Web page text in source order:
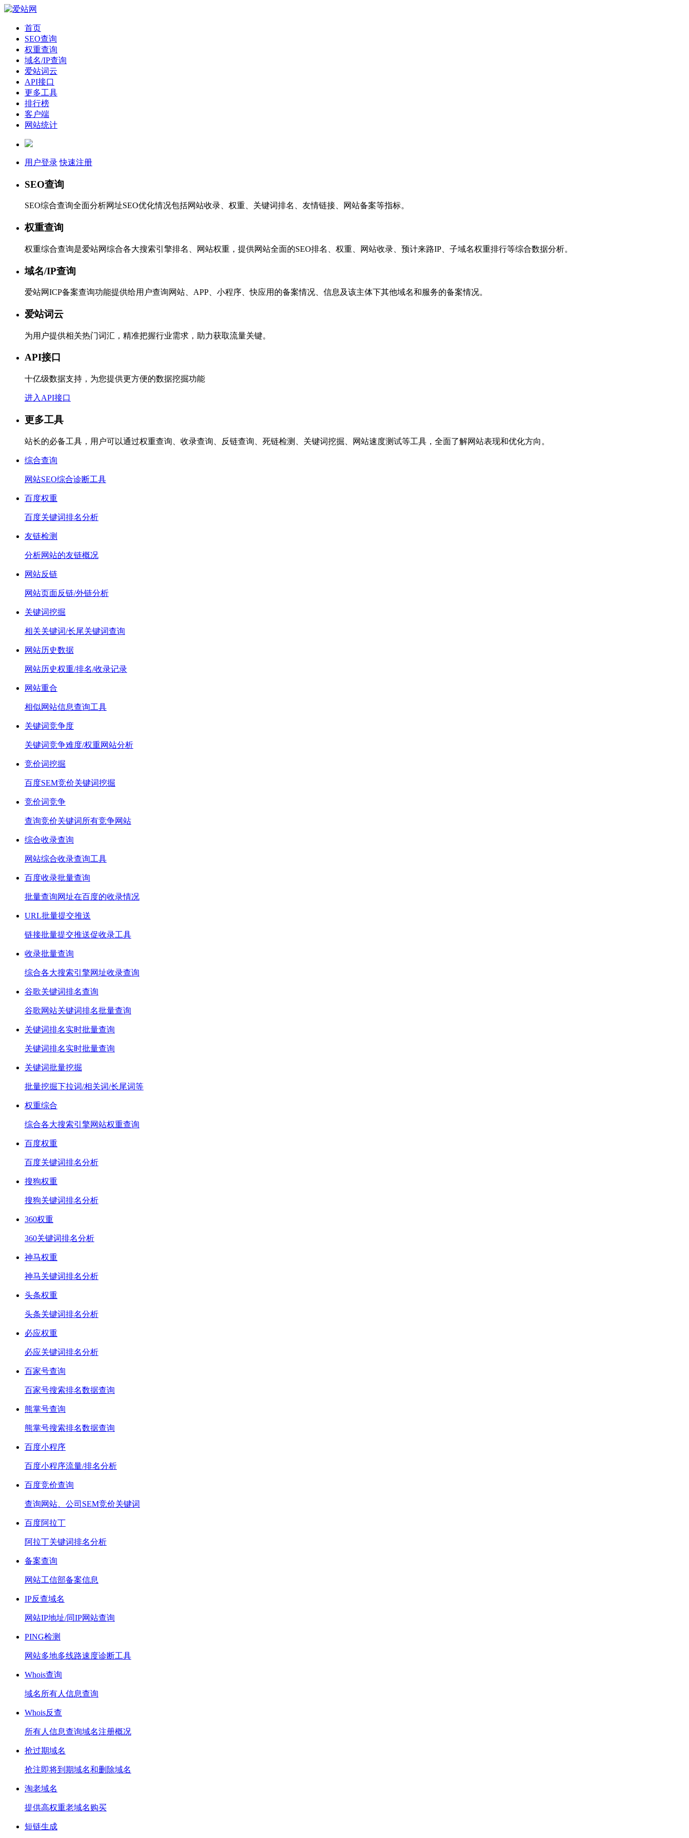
首页
SEO查询
权重查询
域名/IP查询
爱站词云
API接口
更多工具
排行榜
客户端
网站统计
用户登录 快速注册
SEO查询
SEO综合查询全面分析网址SEO优化情况包括网站收录、权重、关键词排名、友情链接、网站备案等指标。
权重查询
权重综合查询是爱站网综合各大搜索引擎排名、网站权重，提供网站全面的SEO排名、权重、网站收录、预计来路IP、子域名权重排行等综合数据分析。
域名/IP查询
爱站网ICP备案查询功能提供给用户查询网站、APP、小程序、快应用的备案情况、信息及该主体下其他域名和服务的备案情况。
爱站词云
为用户提供相关热门词汇，精准把握行业需求，助力获取流量关键。
API接口
十亿级数据支持，为您提供更方便的数据挖掘功能
进入API接口
更多工具
站长的必备工具，用户可以通过权重查询、收录查询、反链查询、死链检测、关键词挖掘、网站速度测试等工具，全面了解网站表现和优化方向。
综合查询
网站SEO综合诊断工具
百度权重
百度关键词排名分析
友链检测
分析网站的友链概况
网站反链
网站页面反链/外链分析
关键词挖掘
相关关键词/长尾关键词查询
网站历史数据
网站历史权重/排名/收录记录
网站重合
相似网站信息查询工具
关键词竞争度
关键词竞争难度/权重网站分析
竞价词挖掘
百度SEM竞价关键词挖掘
竞价词竞争
查询竞价关键词所有竞争网站
综合收录查询
网站综合收录查询工具
百度收录批量查询
批量查询网址在百度的收录情况
URL批量提交推送
链接批量提交推送促收录工具
收录批量查询
综合各大搜索引擎网址收录查询
谷歌关键词排名查询
谷歌网站关键词排名批量查询
关键词排名实时批量查询
关键词排名实时批量查询
关键词批量挖掘
批量挖掘下拉词/相关词/长尾词等
权重综合
综合各大搜索引擎网站权重查询
百度权重
百度关键词排名分析
搜狗权重
搜狗关键词排名分析
360权重
360关键词排名分析
神马权重
神马关键词排名分析
头条权重
头条关键词排名分析
必应权重
必应关键词排名分析
百家号查询
百家号搜索排名数据查询
熊掌号查询
熊掌号搜索排名数据查询
百度小程序
百度小程序流量/排名分析
百度竞价查询
查询网站、公司SEM竞价关键词
百度阿拉丁
阿拉丁关键词排名分析
备案查询
网站工信部备案信息
IP反查域名
网站IP地址/同IP网站查询
PING检测
网站多地多线路速度诊断工具
Whois查询
域名所有人信息查询
Whois反查
所有人信息查询域名注册概况
抢过期域名
抢注即将到期域名和删除域名
淘老域名
提供高权重老域名购买
短链生成